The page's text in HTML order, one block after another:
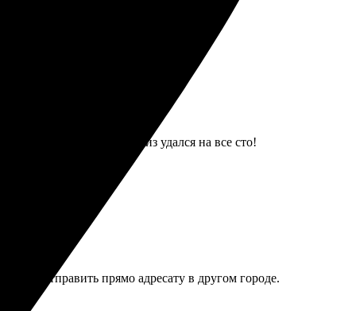
печать. Сюрприз удался на все сто!
отправить прямо адресату в другом городе.